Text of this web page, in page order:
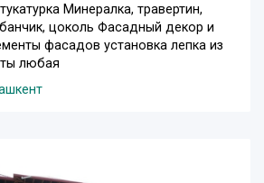
Минералка, травертин,
цоколь Фасадный декор и
фасадов установка лепка из
любая